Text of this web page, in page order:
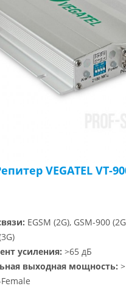
VEGATEL VT-
EGSM (2G), GSM-900
усиления: >65 дБ
выходная мощность: